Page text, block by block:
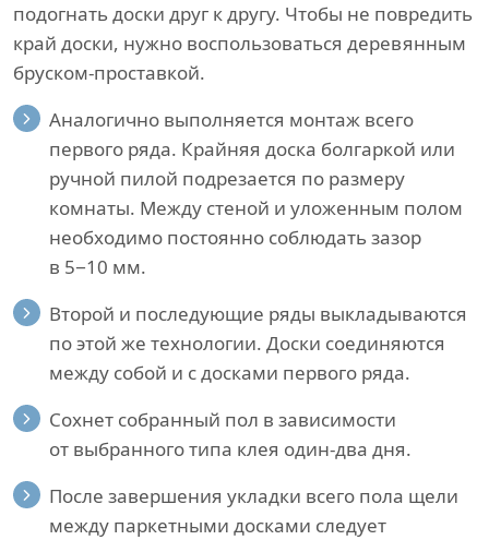
подогнать доски друг к другу. Чтобы не повредить
край доски, нужно воспользоваться деревянным
бруском-проставкой.
Аналогично выполняется монтаж всего
первого ряда. Крайняя доска болгаркой или
ручной пилой подрезается по размеру
комнаты. Между стеной и уложенным полом
необходимо постоянно соблюдать зазор
в 5−10 мм.
Второй и последующие ряды выкладываются
по этой же технологии. Доски соединяются
между собой и с досками первого ряда.
Сохнет собранный пол в зависимости
от выбранного типа клея один-два дня.
После завершения укладки всего пола щели
между паркетными досками следует